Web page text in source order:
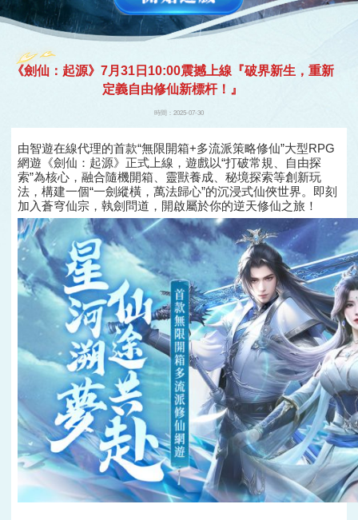
開始
遊戲
《劍仙：起源》7月31日10:00震撼上線『破界新生，重新
定義自由修仙新標杆！』
時間：2025-07-30
由智遊在線代理的首款“無限開箱+多流派策略修仙”大型RPG
網遊《劍仙：起源》正式上線，遊戲以“打破常規、自由探
索”為核心，融合隨機開箱、靈獸養成、秘境探索等創新玩
法，構建一個“一劍縱橫，萬法歸心”的沉浸式仙俠世界。即刻
加入蒼穹仙宗，執劍問道，開啟屬於你的逆天修仙之旅！